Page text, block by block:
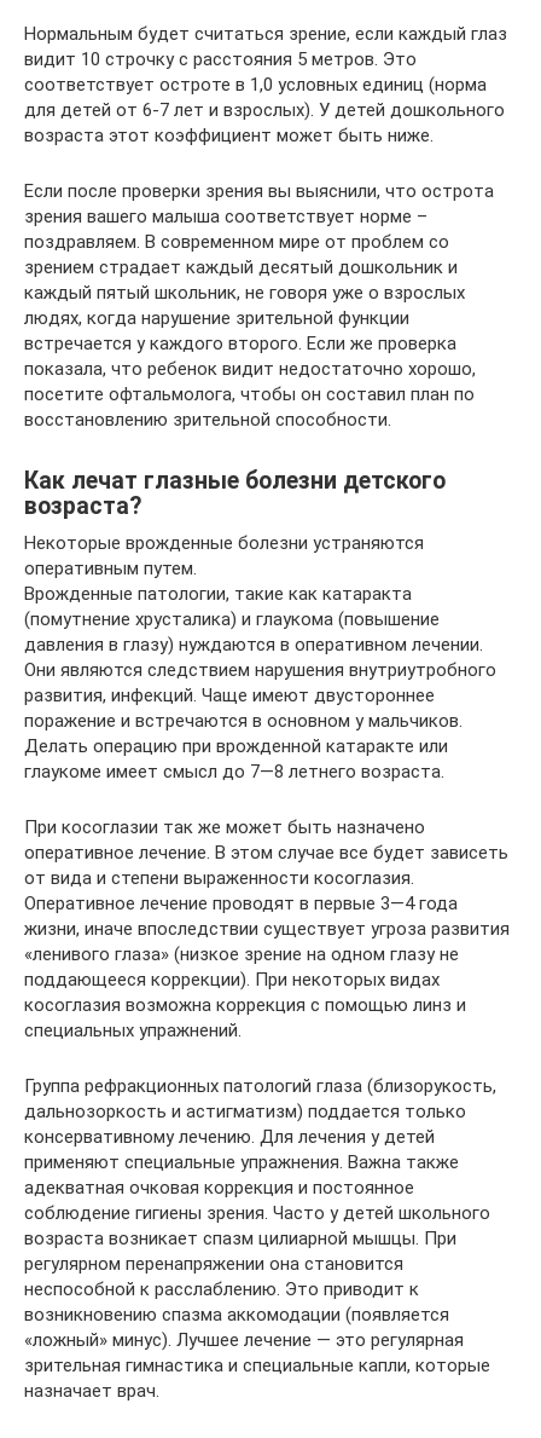
Нормальным будет считаться зрение, если каждый глаз
видит 10 строчку с расстояния 5 метров. Это
соответствует остроте в 1,0 условных единиц (норма
для детей от 6-7 лет и взрослых). У детей дошкольного
возраста этот коэффициент может быть ниже.
Если после проверки зрения вы выяснили, что острота
зрения вашего малыша соответствует норме –
поздравляем. В современном мире от проблем со
зрением страдает каждый десятый дошкольник и
каждый пятый школьник, не говоря уже о взрослых
людях, когда нарушение зрительной функции
встречается у каждого второго. Если же проверка
показала, что ребенок видит недостаточно хорошо,
посетите офтальмолога, чтобы он составил план по
восстановлению зрительной способности.
Как лечат глазные болезни детского
возраста?
Некоторые врожденные болезни устраняются
оперативным путем.
Врожденные патологии, такие как катаракта
(помутнение хрусталика) и глаукома (повышение
давления в глазу) нуждаются в оперативном лечении.
Они являются следствием нарушения внутриутробного
развития, инфекций. Чаще имеют двустороннее
поражение и встречаются в основном у мальчиков.
Делать операцию при врожденной катаракте или
глаукоме имеет смысл до 7—8 летнего возраста.
При косоглазии так же может быть назначено
оперативное лечение. В этом случае все будет зависеть
от вида и степени выраженности косоглазия.
Оперативное лечение проводят в первые 3—4 года
жизни, иначе впоследствии существует угроза развития
«ленивого глаза» (низкое зрение на одном глазу не
поддающееся коррекции). При некоторых видах
косоглазия возможна коррекция с помощью линз и
специальных упражнений.
Группа рефракционных патологий глаза (близорукость,
дальнозоркость и астигматизм) поддается только
консервативному лечению. Для лечения у детей
применяют специальные упражнения. Важна также
адекватная очковая коррекция и постоянное
соблюдение гигиены зрения. Часто у детей школьного
возраста возникает спазм цилиарной мышцы. При
регулярном перенапряжении она становится
неспособной к расслаблению. Это приводит к
возникновению спазма аккомодации (появляется
«ложный» минус). Лучшее лечение — это регулярная
зрительная гимнастика и специальные капли, которые
назначает врач.